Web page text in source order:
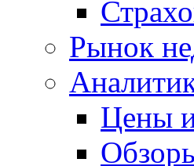
Рынок
Цены